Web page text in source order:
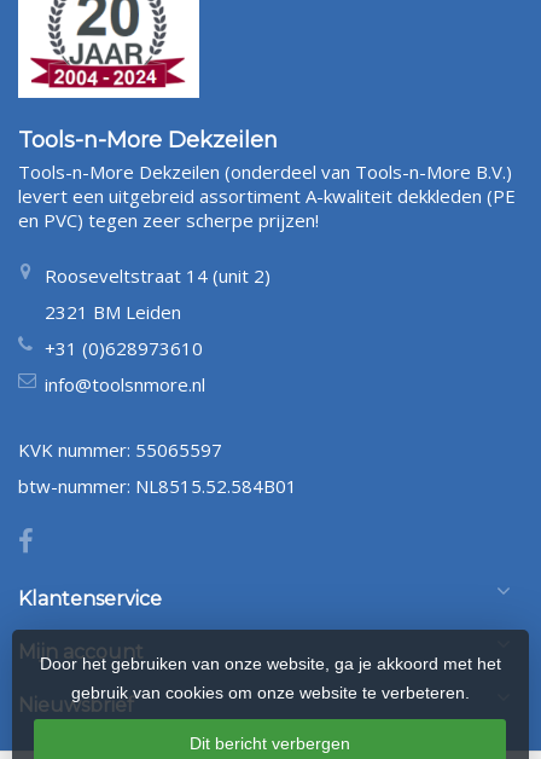
Tools-n-More Dekzeilen
Tools-n-More Dekzeilen (onderdeel van Tools-n-More B.V.)
levert een uitgebreid assortiment A-kwaliteit dekkleden (PE
en PVC) tegen zeer scherpe prijzen!
Rooseveltstraat 14 (unit 2)
2321 BM Leiden
+31 (0)628973610
info@toolsnmore.nl
KVK nummer: 55065597
btw-nummer: NL8515.52.584B01
Klantenservice
Mijn account
Nieuwsbrief
Door het gebruiken van onze website, ga je akkoord met het
gebruik van cookies om onze website te verbeteren.
Dit bericht verbergen